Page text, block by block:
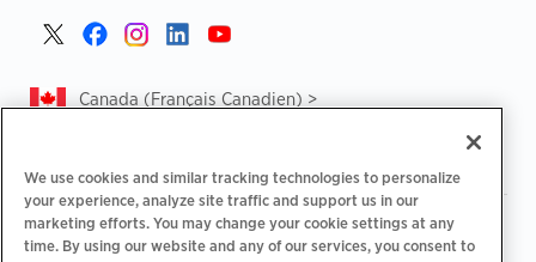
Canada (Français Canadien) >
Politique de confidentialité‌ | Choix de confidentialité
Informations légales | Déclaration d'accessibilité | Code de
We use cookies and similar tracking technologies to personalize
your experience, analyze site traffic and support us in our
marketing efforts. You may change your cookie settings at any
time. By using our website and any of our services, you consent to